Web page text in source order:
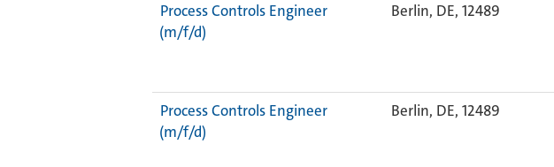
Process Controls Engineer
(m/f/d)
Berlin, DE, 12489
Process Controls Engineer
(m/f/d)
Berlin, DE, 12489